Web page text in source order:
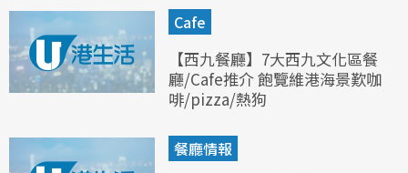
Cafe
【西九餐廳】7大西九文化區餐
廳/Cafe推介 飽覽維港海景歎咖
啡/pizza/熱狗
餐廳情報